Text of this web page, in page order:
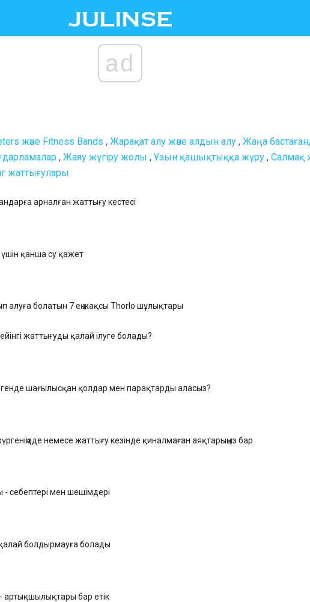
ad
және Fitness Bands , Жарақат алу және алдын алу , Жаңа
, Жаяу жүгіру жолы , Ұзын қашықтыққа жүру , Салмақ
жаттығулары
арналған жаттығу кестесі
үшін қанша су қажет
алуға болатын 7 ең жақсы Thorlo шұлықтары
жаттығуды қалай ілуге ​​болады?
шағылысқан қолдар мен парақтарды аласыз?
немесе жаттығу кезінде қиналмаған аяқтарыңыз бар
себептері мен шешімдері
қалай болдырмауға болады
артықшылықтары бар етік